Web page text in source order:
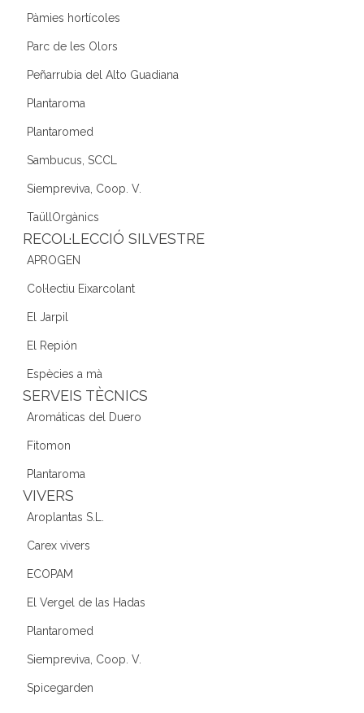
Pàmies hortícoles
Parc de les Olors
Peñarrubia del Alto Guadiana
Plantaroma
Plantaromed
Sambucus, SCCL
Siempreviva, Coop. V.
TaüllOrgànics
RECOL·LECCIÓ SILVESTRE
APROGEN
Col·lectiu Eixarcolant
El Jarpil
El Repión
Espècies a mà
SERVEIS TÈCNICS
Aromáticas del Duero
Fitomon
Plantaroma
VIVERS
Aroplantas S.L.
Carex vivers
ECOPAM
El Vergel de las Hadas
Plantaromed
Siempreviva, Coop. V.
Spicegarden